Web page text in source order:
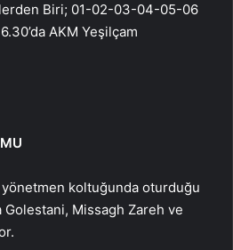
Biri; 01-02-03-04-05-06
AKM Yeşilçam
yönetmen koltuğunda oturduğu
Missagh Zareh ve